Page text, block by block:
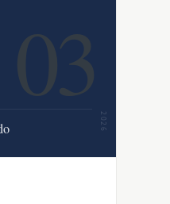
03
2026